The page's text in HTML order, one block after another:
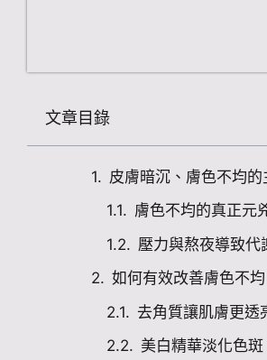
文章目錄
皮膚暗沉、膚色不均的
膚色不均的真正元
壓力與熬夜導致代
如何有效改善膚色不均
去角質讓肌膚更透
美白精華淡化色斑